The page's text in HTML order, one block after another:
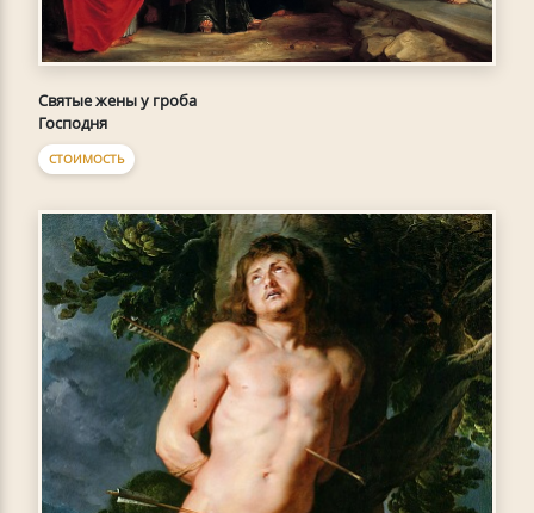
Святые жены у гроба
Господня
СТОИМОСТЬ